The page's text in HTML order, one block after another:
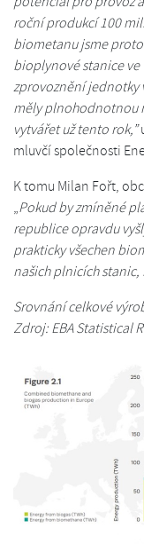
roční produkcí 100
biometanu jsme
bioplynové stanice ve
zprovoznění jednotky
měly plnohodnotnou
vytvářet už tento rok,”
mluvčí společnosti
K tomu Milan Fořt,
„Pokud by zmíněné
republice opravdu
prakticky všechen
našich plnicích
Srovnání celkové
Zdroj: EBA Statistical